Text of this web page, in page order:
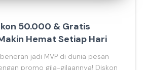
50.000 & Gratis
Hemat Setiap Hari
jadi MVP di dunia pesan
promo gila-gilaannya! Diskon